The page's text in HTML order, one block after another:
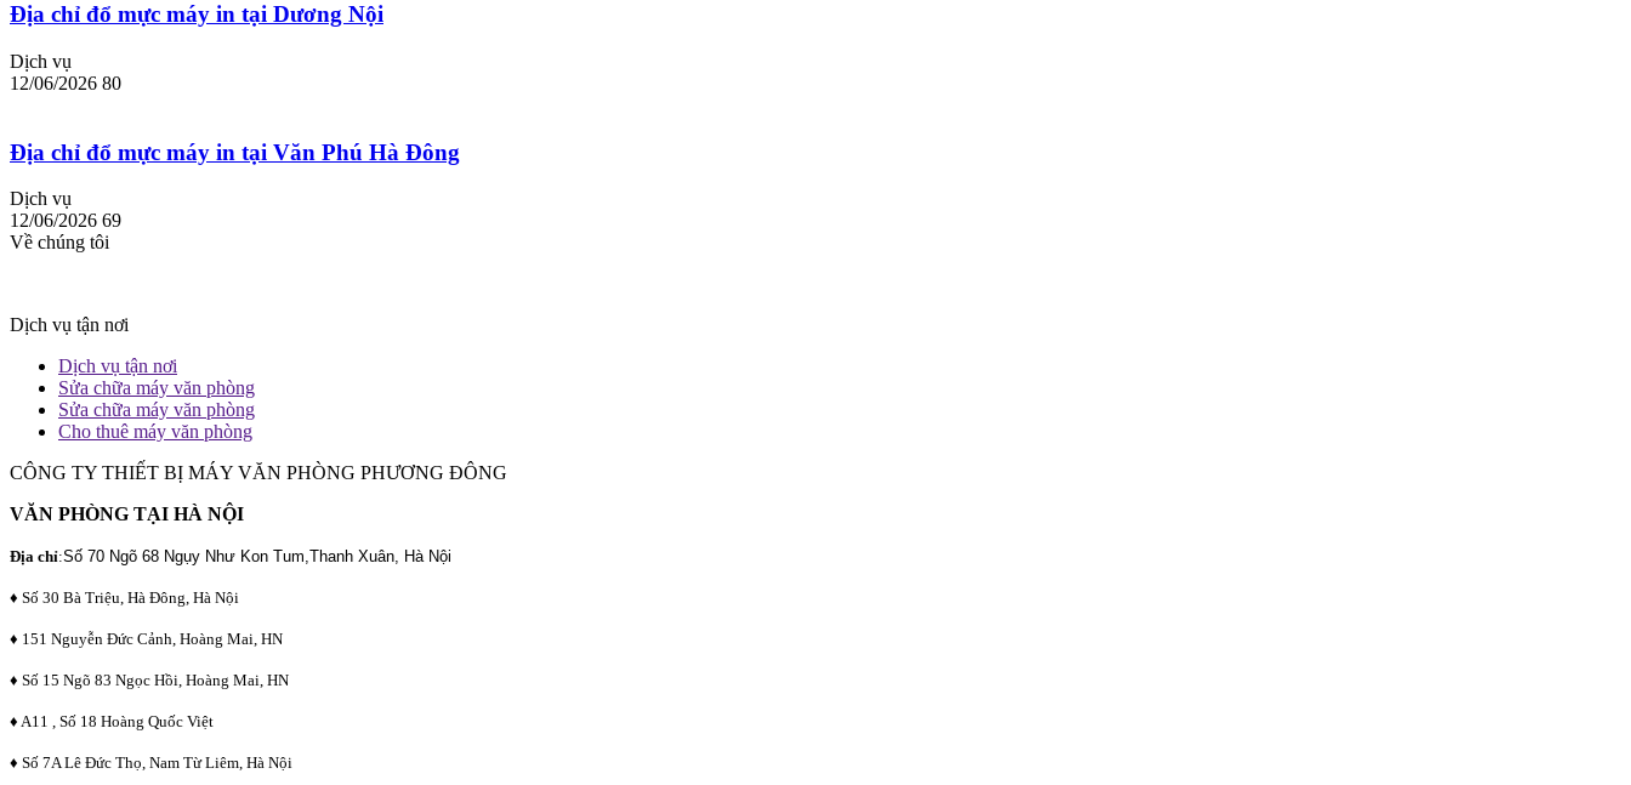
Địa chỉ đổ mực máy in tại Dương Nội
Dịch vụ
12/06/2026 80
Địa chỉ đổ mực máy in tại Văn Phú Hà Đông
Dịch vụ
12/06/2026 69
Về chúng tôi
Dịch vụ tận nơi
Dịch vụ tận nơi
Sửa chữa máy văn phòng
Sửa chữa máy văn phòng
Cho thuê máy văn phòng
CÔNG TY THIẾT BỊ MÁY VĂN PHÒNG PHƯƠNG ĐÔNG
VĂN PHÒNG TẠI HÀ NỘI
Địa chỉ:Số 70 Ngõ 68 Ngụy Như Kon Tum,Thanh Xuân, Hà Nội
♦ Số 30 Bà Triệu, Hà Đông, Hà Nội
♦ 151 Nguyễn Đức Cảnh, Hoàng Mai, HN
♦ Số 15 Ngõ 83 Ngọc Hồi, Hoàng Mai, HN
♦ A11 , Số 18 Hoàng Quốc Việt
♦ Số 7A Lê Đức Thọ, Nam Từ Liêm, Hà Nội